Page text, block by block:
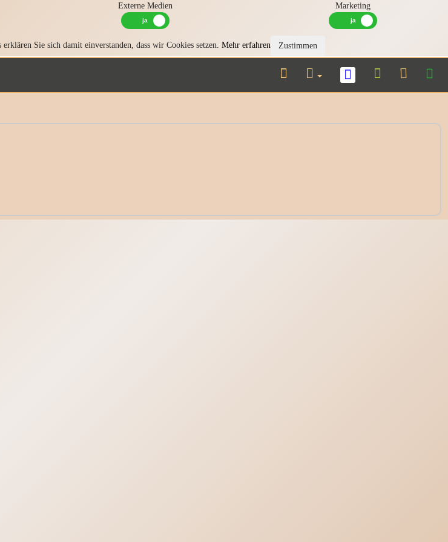
Externe Medien Marketing
Sie sich damit einverstanden, dass wir Cookies setzen. Mehr erfahren Zustimmen